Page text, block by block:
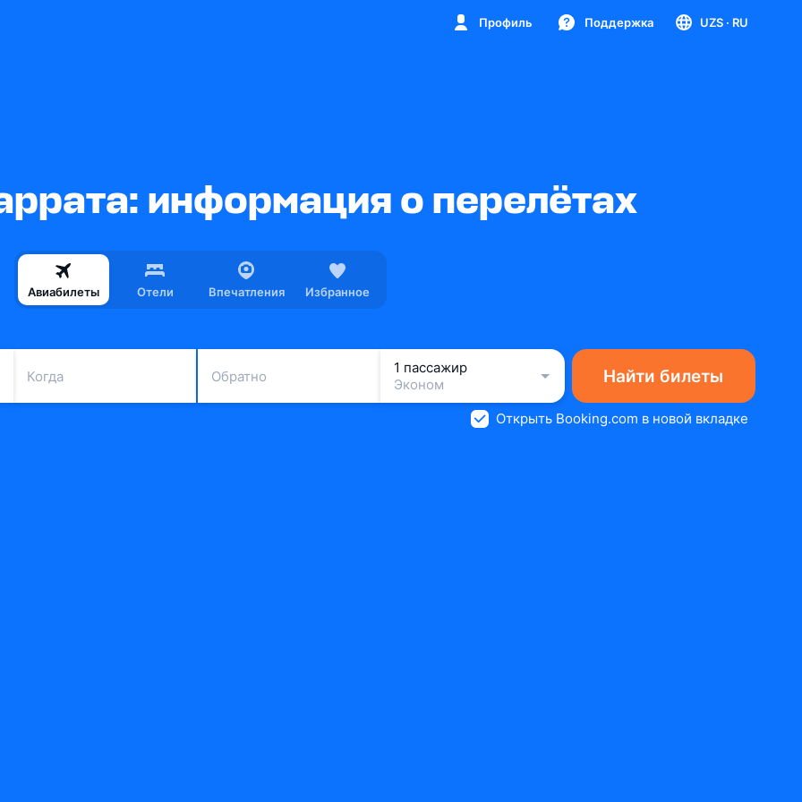
Профиль Поддержка UZS · RU
информация о перелётах
Авиабилеты Отели Впечатления Избранное
Когда Обратно
1 пассажир
Эконом
Найти билеты
Открыть Booking.com в новой вкладке